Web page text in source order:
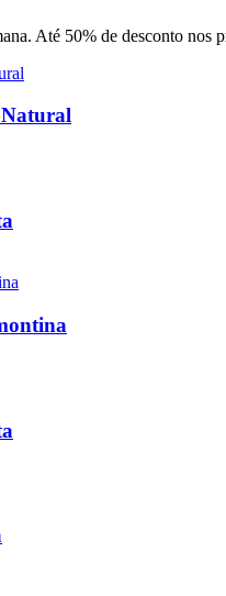
Até 50% de desconto nos